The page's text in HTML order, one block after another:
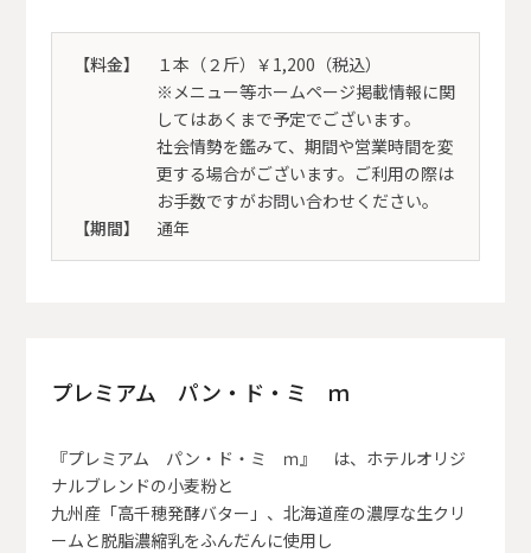
【料金】
１本（２斤）￥1,200（税込）
※メニュー等ホームページ掲載情報に関
してはあくまで予定でございます。
社会情勢を鑑みて、期間や営業時間を変
更する場合がございます。ご利用の際は
お手数ですがお問い合わせください。
【期間】
通年
プレミアム パン・ド・ミ ｍ
『プレミアム パン・ド・ミ ｍ』 は、ホテルオリジ
ナルブレンドの小麦粉と
九州産「高千穂発酵バター」、北海道産の濃厚な生クリ
ームと脱脂濃縮乳をふんだんに使用し